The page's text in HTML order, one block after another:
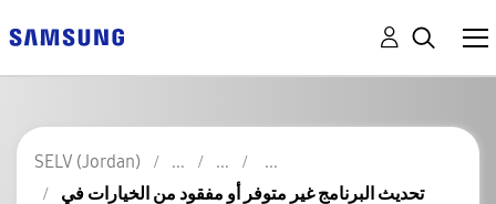
SELV (Jordan)
تحديث البرنامج غير متوفر أو مفقود من الخيارات في